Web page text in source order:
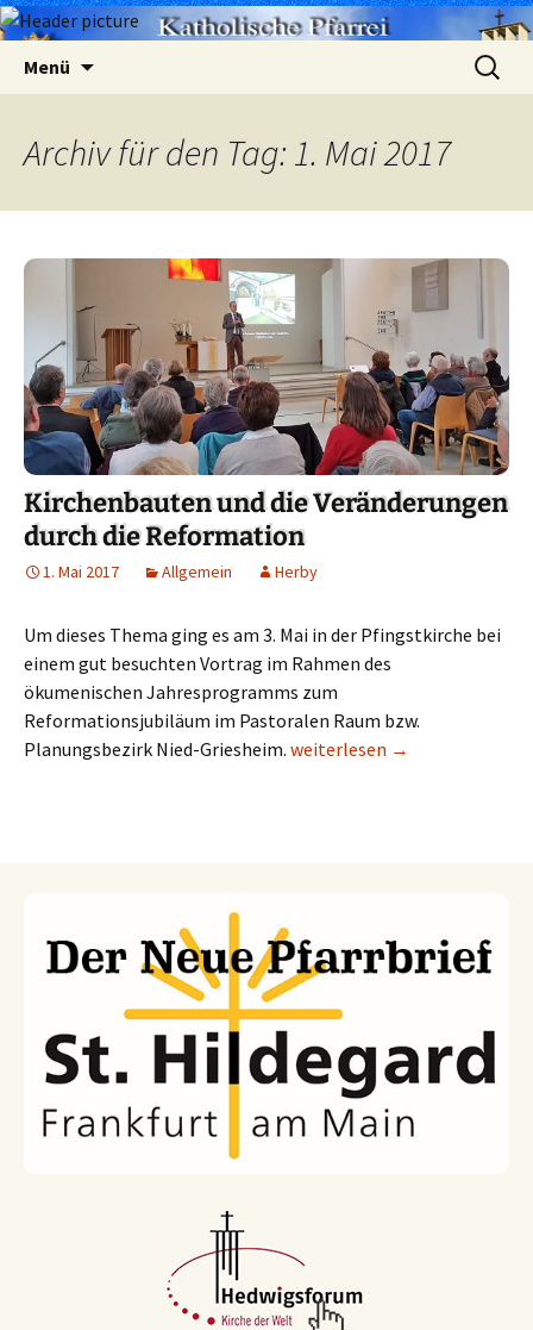
Menü
Suchen
nach:
Archiv für den Tag: 1. Mai 2017
Kirchenbauten und die Veränderungen
durch die Reformation
1. Mai 2017 Allgemein Herby
Um dieses Thema ging es am 3. Mai in der Pfingstkirche bei
einem gut besuchten Vortrag im Rahmen des
ökumenischen Jahresprogramms zum
Reformationsjubiläum im Pastoralen Raum bzw.
Planungsbezirk Nied-Griesheim. Kirchenbauten und die
weiterlesen →